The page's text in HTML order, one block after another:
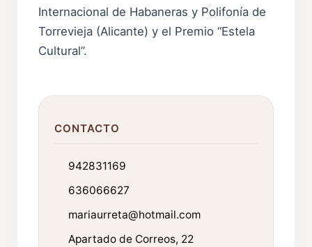
Internacional de Habaneras y Polifonía de
Torrevieja (Alicante) y el Premio “Estela
Cultural”.
CONTACTO
942831169
636066627
mariaurreta@hotmail.com
Apartado de Correos, 22